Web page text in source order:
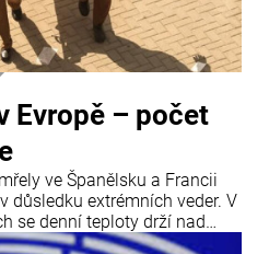
Evropě – počet
ve Španělsku a Francii
důsledku extrémních veder. V
se denní teploty drží nad